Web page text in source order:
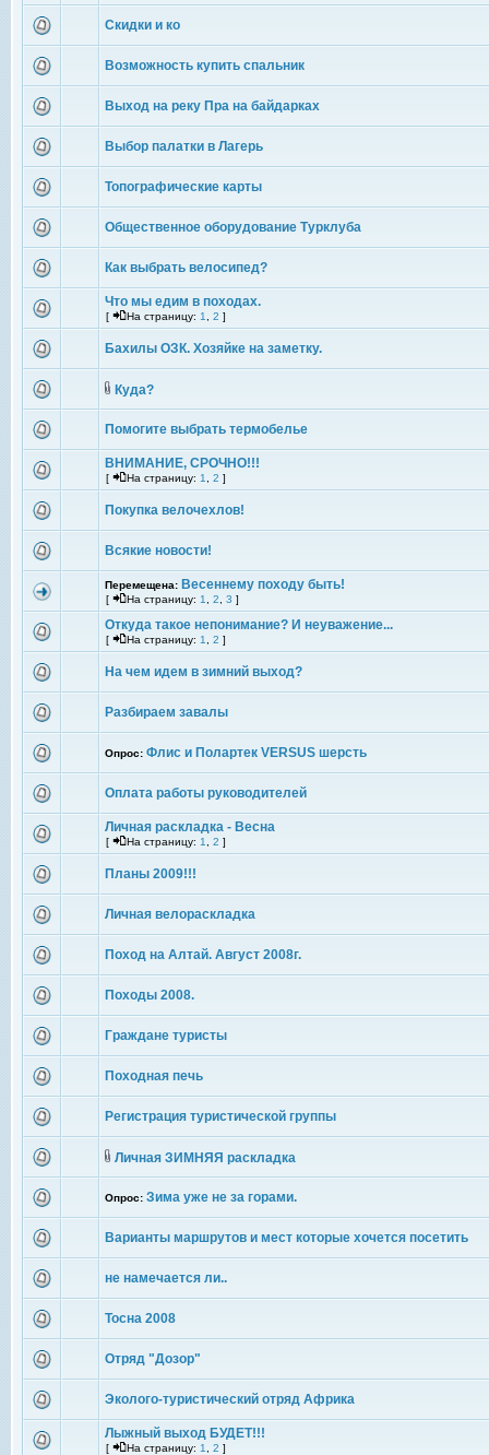
Скидки и ко
Возможность купить спальник
Выход на реку Пра на байдарках
Выбор палатки в Лагерь
Топографические карты
Общественное оборудование Турклуба
Как выбрать велосипед?
Что мы едим в походах.
[ На страницу: 1 2 ]
Бахилы ОЗК. Хозяйке на заметку.
Куда?
Помогите выбрать термобелье
ВНИМАНИЕ, СРОЧНО!!!
[ На страницу: 1 2 ]
Покупка велочехлов!
Всякие новости!
Перемещена: Весеннему походу быть!
[ На страницу: 1 2 3 ]
Откуда такое непонимание? И неуважение...
[ На страницу: 1 2 ]
На чем идем в зимний выход?
Разбираем завалы
Опрос: Флис и Полартек VERSUS шерсть
Оплата работы руководителей
Личная раскладка - Весна
[ На страницу: 1 2 ]
Планы 2009!!!
Личная велораскладка
Поход на Алтай. Август 2008г.
Походы 2008.
Граждане туристы
Походная печь
Регистрация туристической группы
Личная ЗИМНЯЯ раскладка
Опрос: Зима уже не за горами.
Варианты маршрутов и мест которые хочется посетить
не намечается ли..
Тосна 2008
Отряд "Дозор"
Эколого-туристический отряд Африка
Лыжный выход БУДЕТ!!!
[ На страницу: 1 2 ]